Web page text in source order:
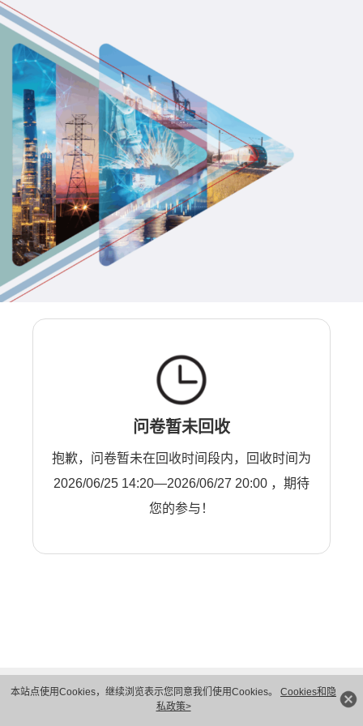
本站点使用Cookies，继续浏览表示您同意我们使用Cookies。 Cookies和隐
私政策>
问卷暂未回收
抱歉，问卷暂未在回收时间段内，回收时间为
2026/06/25 14:20—2026/06/27 20:00 ，期待
您的参与！